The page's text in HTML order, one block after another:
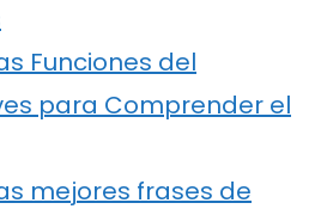
Funciones del
para Comprender el
mejores frases de